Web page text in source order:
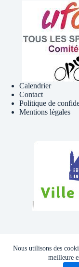
Nous utilisons des
meilleure
Calendrier
Contact
Politique de
Mentions légales